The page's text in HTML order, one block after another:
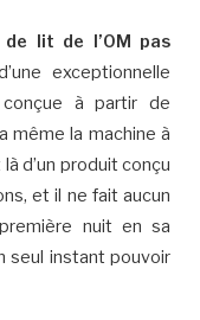
de lit de l’OM pas
exceptionnelle
conçue à partir de
la machine à
d’un produit conçu
et il ne fait aucun
nuit en sa
seul instant pouvoir